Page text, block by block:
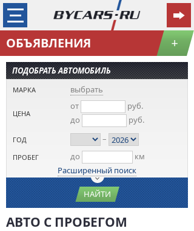
ОБЪЯВЛЕНИЯ +
ПОДОБРАТЬ АВТОМОБИЛЬ
МАРКА выбрать
ЦЕНА
от
руб.
до
руб.
ГОД –
ПРОБЕГ до
км
Расширенный поиск
НАЙТИ
АВТО С ПРОБЕГОМ